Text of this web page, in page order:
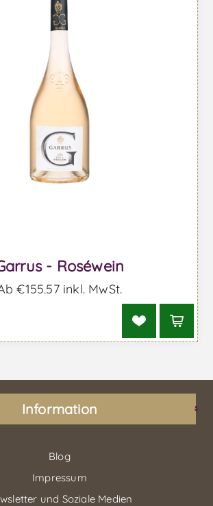
- Roséwein
€155,57 inkl. MwSt.
Information
Blog
Impressum
und Soziale Medien